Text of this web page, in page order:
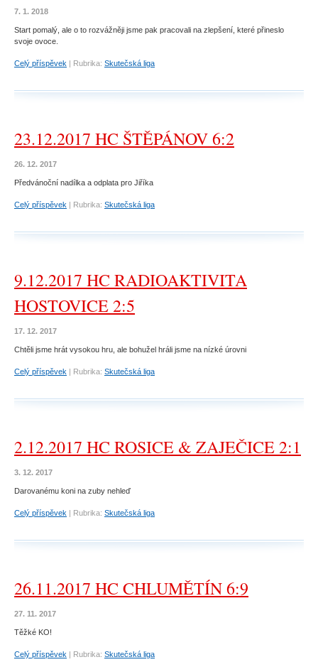
7. 1. 2018
Start pomalý, ale o to rozvážněji jsme pak pracovali na zlepšení, které přineslo
svoje ovoce.
Celý příspěvek | Rubrika: Skutečská liga
23.12.2017 HC ŠTĚPÁNOV 6:2
26. 12. 2017
Předvánoční nadílka a odplata pro Jiříka
Celý příspěvek | Rubrika: Skutečská liga
9.12.2017 HC RADIOAKTIVITA
HOSTOVICE 2:5
17. 12. 2017
Chtěli jsme hrát vysokou hru, ale bohužel hráli jsme na nízké úrovni
Celý příspěvek | Rubrika: Skutečská liga
2.12.2017 HC ROSICE & ZAJEČICE 2:1
3. 12. 2017
Darovanému koni na zuby nehleď
Celý příspěvek | Rubrika: Skutečská liga
26.11.2017 HC CHLUMĚTÍN 6:9
27. 11. 2017
Těžké KO!
Celý příspěvek | Rubrika: Skutečská liga